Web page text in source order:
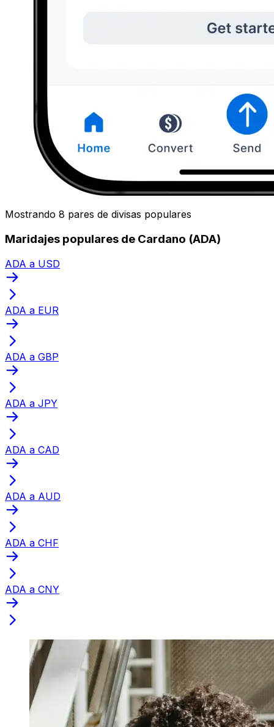
Mostrando 8 pares de divisas populares
Maridajes populares de Cardano (ADA)
ADA a USD
ADA a EUR
ADA a GBP
ADA a JPY
ADA a CAD
ADA a AUD
ADA a CHF
ADA a CNY